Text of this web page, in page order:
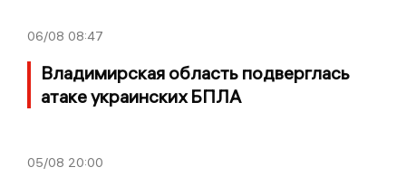
06/08 08:47
Владимирская область подверглась
атаке украинских БПЛА
05/08 20:00